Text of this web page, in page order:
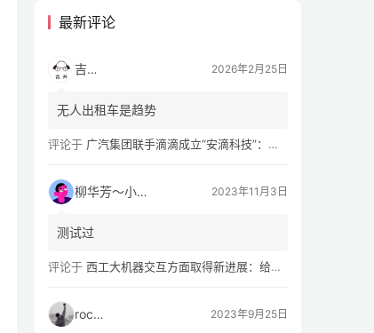
最新评论
吉开 2026年2月25日
无人出租车是趋势
评论于 广汽集团联手滴滴成立“安滴科技”：加速 L4 级 Robotaxi 量产
柳华芳～小芳侠 2023年11月3日
测试过
评论于 西工大机器交互方面取得新进展：给无人机“装上大脑、建立群聊”
rocky 2023年9月25日